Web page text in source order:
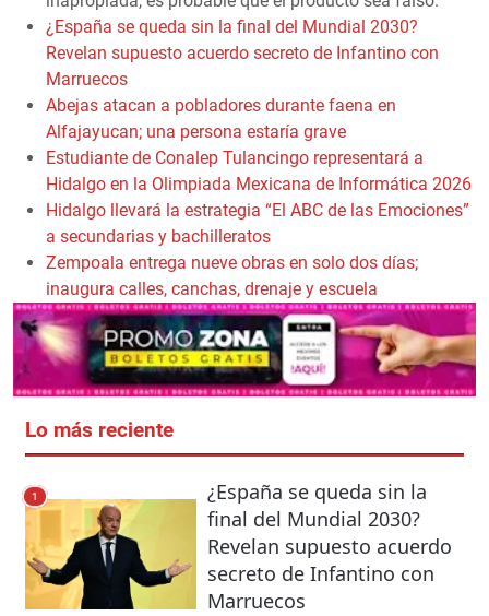
¿España se queda sin la final del Mundial 2030?
Revelan supuesto acuerdo secreto de Infantino con
Marruecos
Abejas atacan a pobladores durante faena en
Alfajayucan; una persona estaría grave
Estudiante de Conalep Tulancingo representará a
Hidalgo en la Olimpiada Mexicana de Informática 2026
Hidalgo llevará la estrategia “El ABC de las Emociones”
a secundarias y bachilleratos
Zempoala entrega nueve obras en solo dos días;
inaugura calles, canchas, drenaje y escuela
Lo más reciente
1
¿España se queda sin la
final del Mundial 2030?
Revelan supuesto acuerdo
secreto de Infantino con
Marruecos